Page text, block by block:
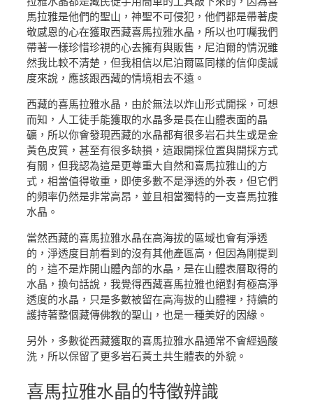
馬拉雅是他們的聖山，神聖不可侵犯，他們都是帶著虔
敬感恩的心在獲取西藏喜馬拉雅水晶，所以也叮囑我們
帶著一樣珍惜珍視的心去擁有與販售，尼泊爾的情況雖
然我比較不清楚，但我相信以尼泊爾區同樣的信仰虔誠
度來說，應該跟西藏的情境相去不遠。
西藏的喜馬拉雅水晶，由於無法以炸山形式開採，可想
而知，人工徒手能獲取的水晶多是長在山體表面的晶
礦，所以你會發現西藏的水晶都有很多岩石共生或是金
黃色皮質，甚至有很多缺損，這跟開採位置與開採方式
有關，但我認為這是更尊重大自然和喜馬拉雅山的方
式，相當值得敬重，即使多數不是淨透的外表，但它們
的頻率仍然是非常高昂，並且相當獨特的一支喜馬拉雅
水晶。
當然西藏的喜馬拉雅水晶在高海拔的區域也會有淨透
的，淨透度目前看到的沒有其他產區高，但因為剛提到
的，這不是炸開山體內部的水晶，是在山體表層取得的
水晶，換句話說，我覺得西藏喜馬拉雅也絕對有極高淨
透度的水晶，只是多數被留在高海拔的山體裡，持續的
護持著整個藏傳佛教的聖山，也是一種美好的因緣。
另外，多數從西藏獲取的喜馬拉雅水晶通常不會經過酸
洗，所以保留了更多岩石黃土共生體表的外貌。
喜馬拉雅水晶的特徵辨識